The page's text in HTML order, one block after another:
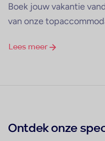
Boek jouw vakantie
van onze
Lees meer
Ontdek onze